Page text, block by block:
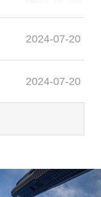
2024-07-20
2024-07-20